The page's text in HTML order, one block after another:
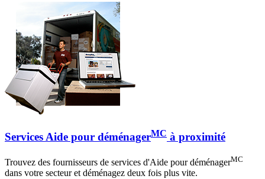
Services Aide pour déménagerMC à proximité
Trouvez des fournisseurs de services d'Aide pour déménagerMC
dans votre secteur et déménagez deux fois plus vite.